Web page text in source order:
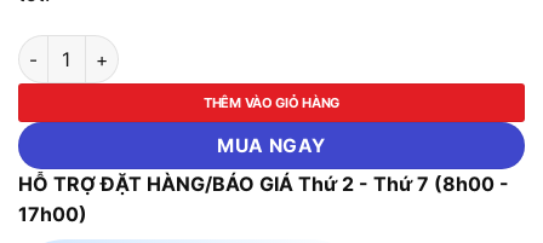
Máy hút bụi dùng pin Makita CL108FDZ (Chưa kèm Pin & Sạc)
THÊM VÀO GIỎ HÀNG
MUA NGAY
HỖ TRỢ ĐẶT HÀNG/BÁO GIÁ Thứ 2 - Thứ 7 (8h00 -
17h00)